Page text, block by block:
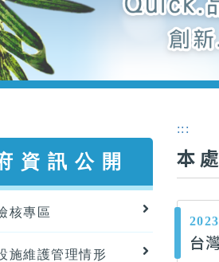
資訊公開
核專區
施維護管理情形
:::
本
台